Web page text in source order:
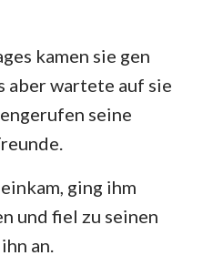
kamen sie gen
aber wartete auf sie
seine
ging ihm
und fiel zu seinen
an.